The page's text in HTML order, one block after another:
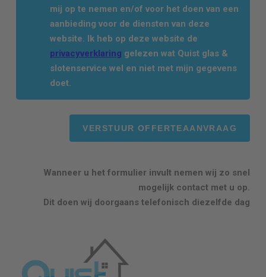
mij op te nemen en/of voor het doen van een
aanbieding voor de diensten van deze
website. Ik heb op deze website de
privacyverklaring gelezen wat Quist glas &
slotenservice wel en niet met mijn gegevens
doet.
Wanneer u het formulier invult nemen wij zo snel
mogelijk contact met u op.
Dit doen wij doorgaans telefonisch diezelfde dag